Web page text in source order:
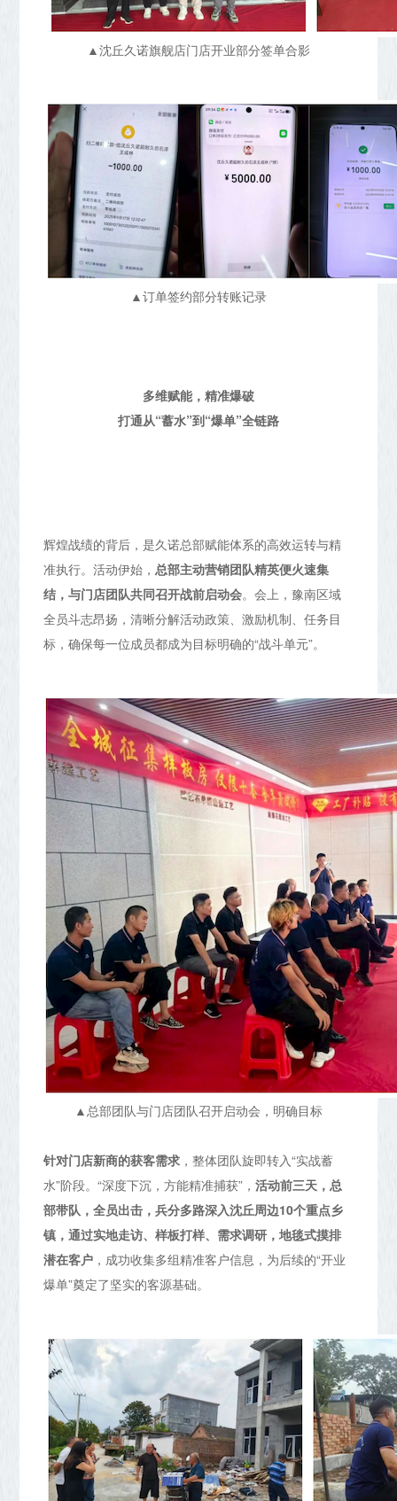
▲沈丘久诺旗舰店门店开业部分签单合影
▲订单签约部分转账记录
多维赋能，精准爆破
打通从“蓄水”到“爆单”全链路
辉煌战绩的背后，是久诺总部赋能体系的高效运转与精
准执行。活动伊始， 总部主动营销团队精英便火速集
结，与门店团队共同召开战前启动会。会上，豫南区域
全员斗志昂扬，清晰分解活动政策、激励机制、任务目
标，确保每一位成员都成为目标明确的“战斗单元”。
▲总部团队与门店团队召开启动会，明确目标
针对门店新商的获客需求 ，整体团队旋即转入“实战蓄
水”阶段。“深度下沉，方能精准捕获”，活动前三天，总
部带队，全员出击，兵分多路深入沈丘周边10个重点乡
镇，通过实地走访、样板打样、需求调研，地毯式摸排
潜在客户 ，成功收集多组精准客户信息，为后续的“开业
爆单”奠定了坚实的客源基础。